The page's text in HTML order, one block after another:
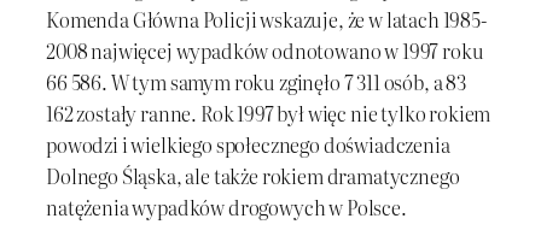
Komenda Główna Policji wskazuje, że w latach 1985-
2008 najwięcej wypadków odnotowano w 1997 roku
66 586. W tym samym roku zginęło 7 311 osób, a 83
162 zostały ranne. Rok 1997 był więc nie tylko rokiem
powodzi i wielkiego społecznego doświadczenia
Dolnego Śląska, ale także rokiem dramatycznego
natężenia wypadków drogowych w Polsce.